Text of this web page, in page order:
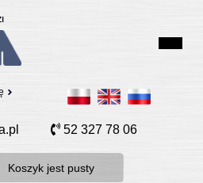
52 327 78 06
Koszyk jest pusty